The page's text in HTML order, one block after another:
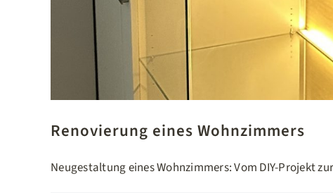
Renovierung eines Wohnzimmers
Neugestaltung eines Wohnzimmers: Vom DIY-Projekt